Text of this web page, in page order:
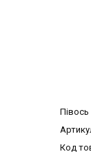
Півось
Код